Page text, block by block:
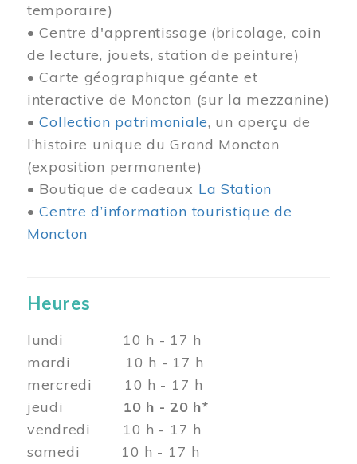
temporaire)
• Centre d'apprentissage (bricolage, coin
de lecture, jouets, station de peinture)
• Carte géographique géante et
interactive de Moncton (sur la mezzanine)
•Collection patrimoniale, un aperçu de
l’histoire unique du Grand Moncton
(exposition permanente)
• Boutique de cadeaux La Station
•Centre d’information touristique de
Moncton
Heures
lundi 10 h - 17 h
mardi 10 h - 17 h
mercredi 10 h - 17 h
jeudi 10 h - 20 h*
vendredi 10 h - 17 h
samedi 10 h - 17 h